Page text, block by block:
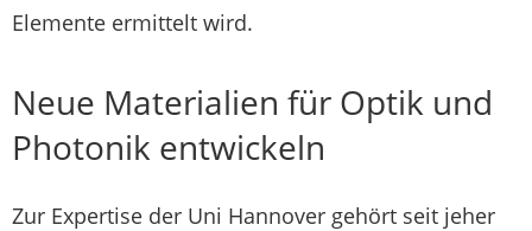
Elemente ermittelt wird.
Neue Materialien für Optik und
Photonik entwickeln
Zur Expertise der Uni Hannover gehört seit jeher